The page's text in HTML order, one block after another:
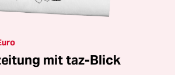
mit taz-Blick